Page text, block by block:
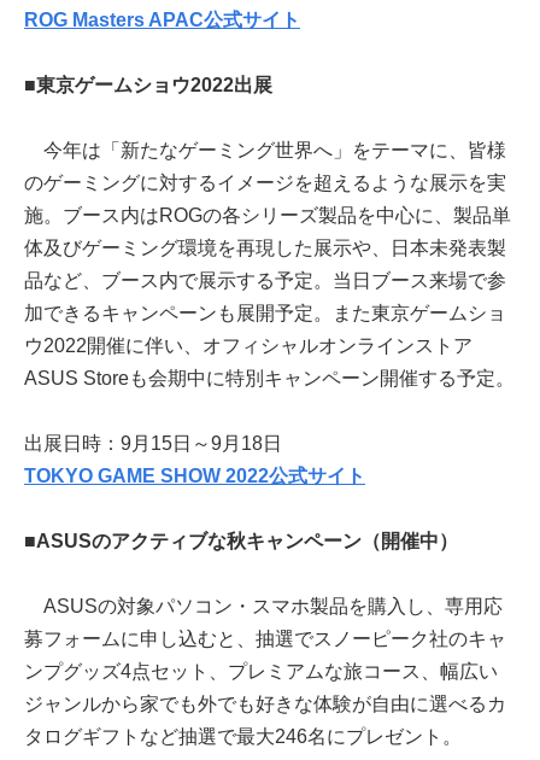
ROG Masters APAC公式サイト
■東京ゲームショウ2022出展
今年は「新たなゲーミング世界へ」をテーマに、皆様
のゲーミングに対するイメージを超えるような展示を実
施。ブース内はROGの各シリーズ製品を中心に、製品単
体及びゲーミング環境を再現した展示や、日本未発表製
品など、ブース内で展示する予定。当日ブース来場で参
加できるキャンペーンも展開予定。また東京ゲームショ
ウ2022開催に伴い、オフィシャルオンラインストア
ASUS Storeも会期中に特別キャンペーン開催する予定。
出展日時：9月15日～9月18日
TOKYO GAME SHOW 2022公式サイト
■ASUSのアクティブな秋キャンペーン​（開催中）
ASUSの対象パソコン・スマホ製品を購入し、専用応
募フォームに申し込むと、抽選でスノーピーク社のキャ
ンプグッズ4点セット、プレミアムな旅コース、幅広い
ジャンルから家でも外でも好きな体験が自由に選べるカ
タログギフトなど抽選で最大246名にプレゼント。